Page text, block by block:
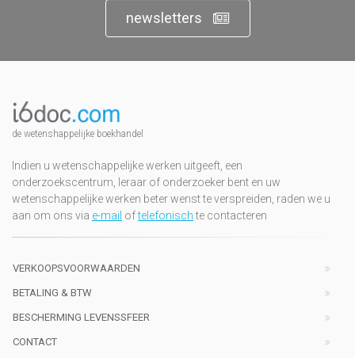
newsletters
de wetenshappelijke boekhandel
Indien u wetenschappelijke werken uitgeeft, een
onderzoekscentrum, leraar of onderzoeker bent en uw
wetenschappelijke werken beter wenst te verspreiden, raden we u
aan om ons via e-mail oftelefonischte contacteren
VERKOOPSVOORWAARDEN
BETALING & BTW
BESCHERMING LEVENSSFEER
CONTACT